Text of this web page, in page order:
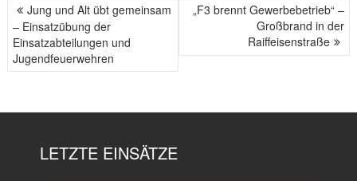
E
T
A
Jung und Alt übt gemeinsam
– Einsatzübung der
Einsatzabteilungen und
Jugendfeuerwehren
„F3 brennt Gewerbebetrieb“ –
Großbrand in der
Raiffeisenstraße
LETZTE EINSÄTZE